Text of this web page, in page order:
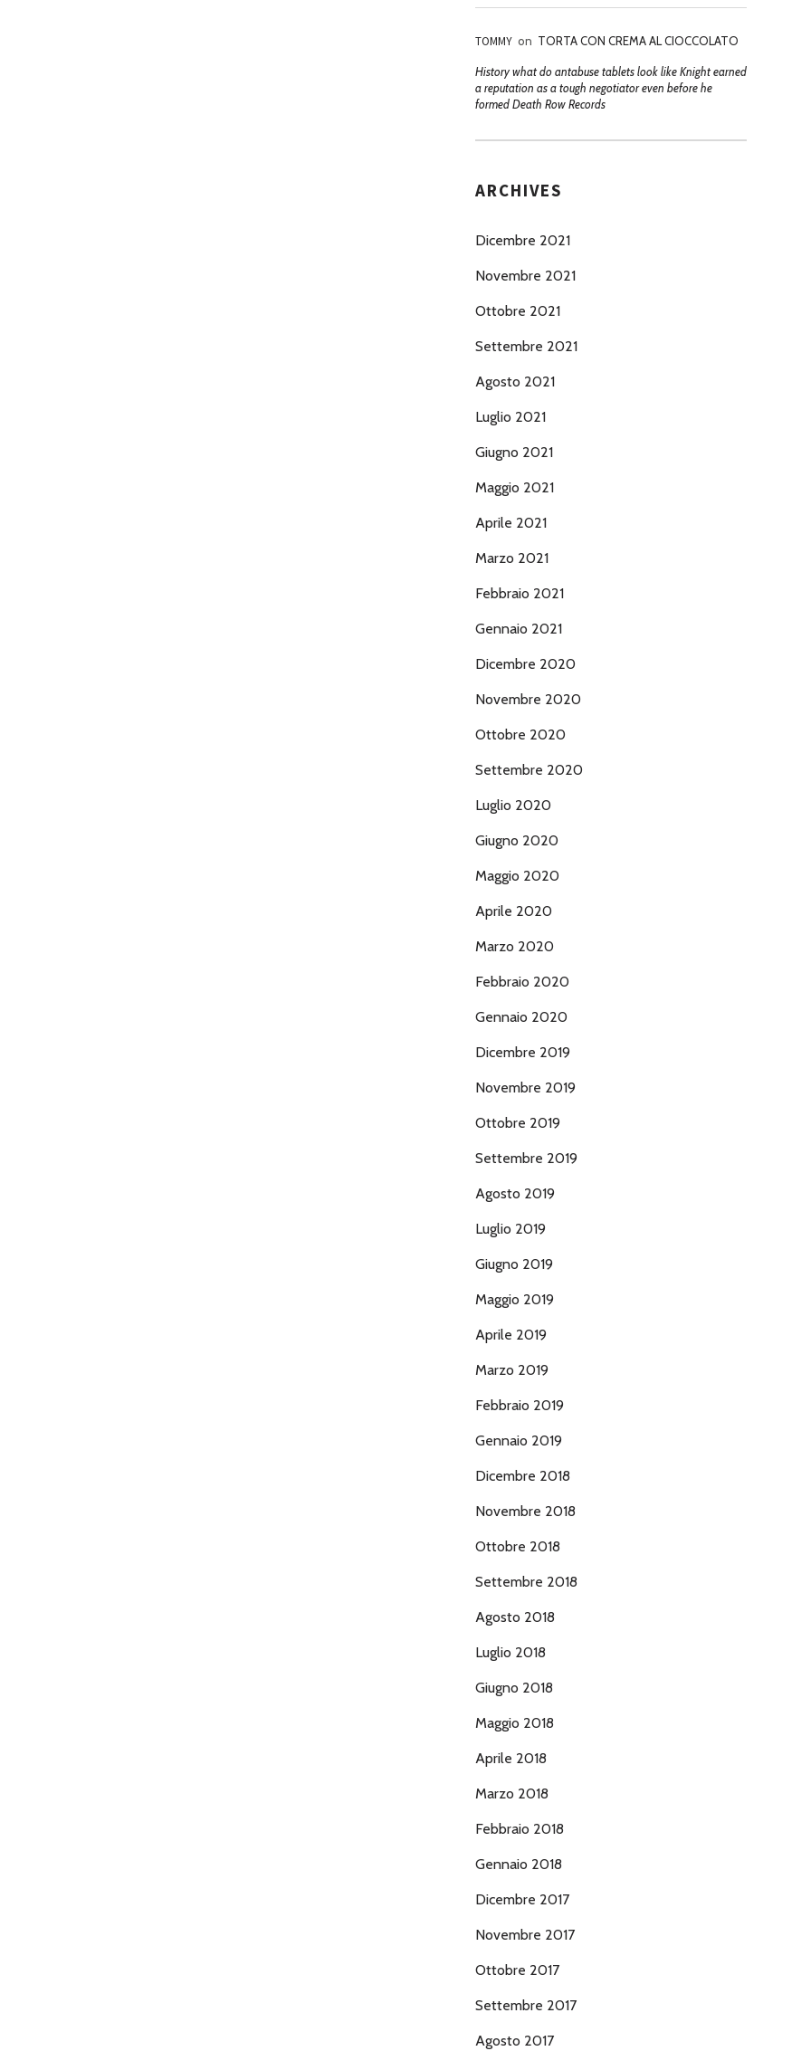
TOMMY on TORTA CON CREMA AL CIOCCOLATO
History what do antabuse tablets look like Knight earned
a reputation as a tough negotiator even before he
formed Death Row Records
ARCHIVES
Dicembre 2021
Novembre 2021
Ottobre 2021
Settembre 2021
Agosto 2021
Luglio 2021
Giugno 2021
Maggio 2021
Aprile 2021
Marzo 2021
Febbraio 2021
Gennaio 2021
Dicembre 2020
Novembre 2020
Ottobre 2020
Settembre 2020
Luglio 2020
Giugno 2020
Maggio 2020
Aprile 2020
Marzo 2020
Febbraio 2020
Gennaio 2020
Dicembre 2019
Novembre 2019
Ottobre 2019
Settembre 2019
Agosto 2019
Luglio 2019
Giugno 2019
Maggio 2019
Aprile 2019
Marzo 2019
Febbraio 2019
Gennaio 2019
Dicembre 2018
Novembre 2018
Ottobre 2018
Settembre 2018
Agosto 2018
Luglio 2018
Giugno 2018
Maggio 2018
Aprile 2018
Marzo 2018
Febbraio 2018
Gennaio 2018
Dicembre 2017
Novembre 2017
Ottobre 2017
Settembre 2017
Agosto 2017